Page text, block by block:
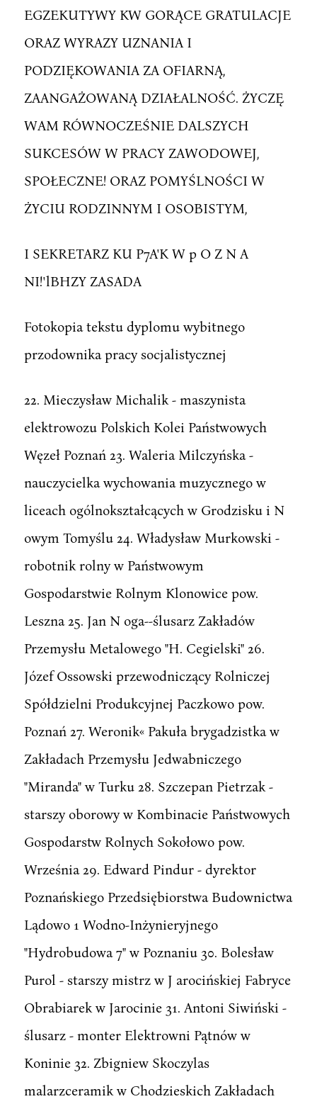
EGZEKUTYWY KW GORĄCE GRATULACJE
ORAZ WYRAZY UZNANIA I
PODZIĘKOWANIA ZA OFIARNĄ,
ZAANGAŻOWANĄ DZIAŁALNOŚĆ. ŻYCZĘ
WAM RÓWNOCZEŚNIE DALSZYCH
SUKCESÓW W PRACY ZAWODOWEJ,
SPOŁECZNE! ORAZ POMYŚLNOŚCI W
ŻYCIU RODZINNYM I OSOBISTYM,
I SEKRETARZ KU P7A'K W p O Z N A
NI!'lBHZY ZASADA
Fotokopia tekstu dyplomu wybitnego
przodownika pracy socjalistycznej
22. Mieczysław Michalik - maszynista
elektrowozu Polskich Kolei Państwowych
Węzeł Poznań 23. Waleria Milczyńska -
nauczycielka wychowania muzycznego w
liceach ogólnokształcących w Grodzisku i N
owym Tomyślu 24. Władysław Murkowski -
robotnik rolny w Państwowym
Gospodarstwie Rolnym Klonowice pow.
Leszna 25. Jan N oga--ślusarz Zakładów
Przemysłu Metalowego "H. Cegielski" 26.
Józef Ossowski przewodniczący Rolniczej
Spółdzielni Produkcyjnej Paczkowo pow.
Poznań 27. Weronik« Pakuła brygadzistka w
Zakładach Przemysłu Jedwabniczego
"Miranda" w Turku 28. Szczepan Pietrzak -
starszy oborowy w Kombinacie Państwowych
Gospodarstw Rolnych Sokołowo pow.
Września 29. Edward Pindur - dyrektor
Poznańskiego Przedsiębiorstwa Budownictwa
Lądowo 1 Wodno-Inżynieryjnego
"Hydrobudowa 7" w Poznaniu 30. Bolesław
Purol - starszy mistrz w J arocińskiej Fabryce
Obrabiarek w Jarocinie 31. Antoni Siwiński -
ślusarz - monter Elektrowni Pątnów w
Koninie 32. Zbigniew Skoczylas
malarzceramik w Chodzieskich Zakładach